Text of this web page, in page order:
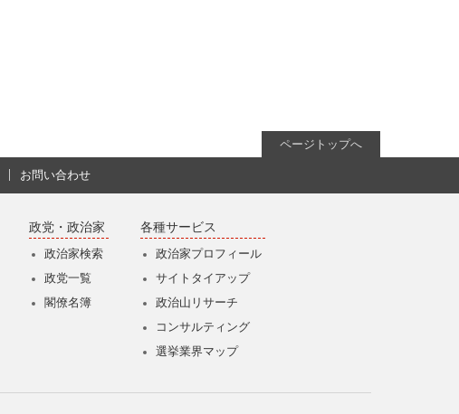
ページトップへ
お問い合わせ
政党・政治家
政治家検索
政党一覧
閣僚名簿
各種サービス
政治家プロフィール
サイトタイアップ
政治山リサーチ
コンサルティング
選挙業界マップ